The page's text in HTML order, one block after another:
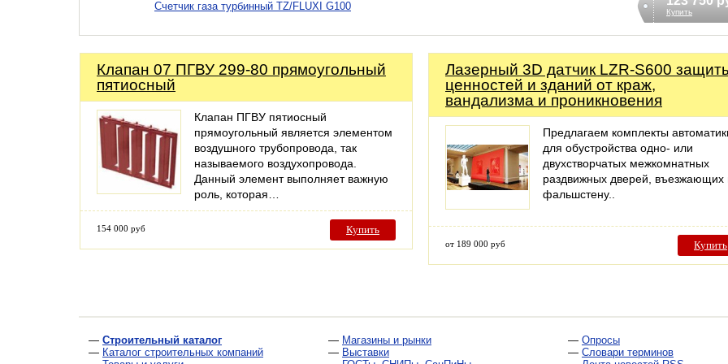
Счетчик газа турбинный TZ/FLUXI G100 Купить
Клапан 07 ПГВУ 299-80 прямоугольный
пятиосный
Клапан ПГВУ пятиосный
прямоугольный является элементом
воздушного трубопровода, так
называемого воздухопровода.
Данный элемент выполняет важную
роль, которая…
154 000 руб Купить
Лазерный 3D датчик LZR-S600
ценностей и зданий от краж,
вандализма и проникновения
Предлагаем комплекты
для обустройства одно- или
двухстворчатых межкомнатных
раздвижных дверей, въезжающих
фальшстену..
от 189 000 руб Купить
— Строительный каталог
— Каталог строительных компаний
— Магазины и рынки
— Выставки
— Опросы
— Словари терминов